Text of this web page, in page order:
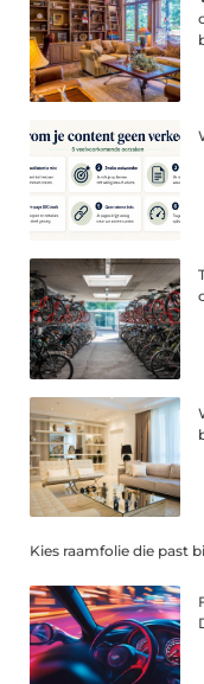
Kies raamfolie die past